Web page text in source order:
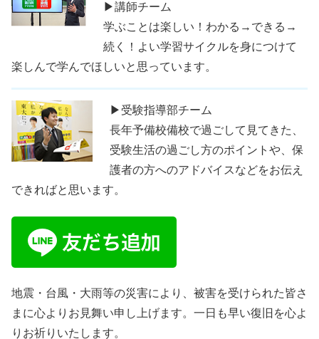
▶講師チーム
学ぶことは楽しい！わかる→できる→
続く！よい学習サイクルを身につけて
楽しんで学んでほしいと思っています。
▶受験指導部チーム
長年予備校備校で過ごして見てきた、
受験生活の過ごし方のポイントや、保
護者の方へのアドバイスなどをお伝え
できればと思います。
地震・台風・大雨等の災害により、被害を受けられた皆さ
まに心よりお見舞い申し上げます。一日も早い復旧を心よ
りお祈りいたします。